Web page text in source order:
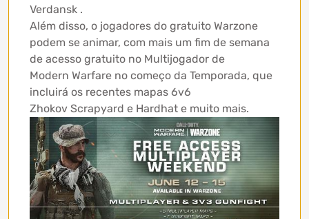
Verdansk .
Além disso, o jogadores do gratuito Warzone
podem se animar, com mais um fim de semana
de acesso gratuito no Multijogador de
Modern Warfare no começo da Temporada, que
incluirá os recentes mapas 6v6
Zhokov Scrapyard e Hardhat e muito mais.